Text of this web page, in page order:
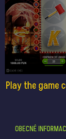
Play the game
OBECNÉ